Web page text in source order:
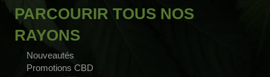
PARCOURIR TOUS NOS
RAYONS
Nouveautés
Promotions CBD